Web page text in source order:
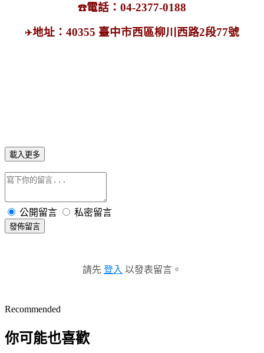
☎電話：04-2377-0188
✈地址：40355 臺中市西區柳川西路2段77號
載入更多
公開留言 私密留言
發佈留言
請先 登入 以發表留言。
Recommended
你可能也喜歡